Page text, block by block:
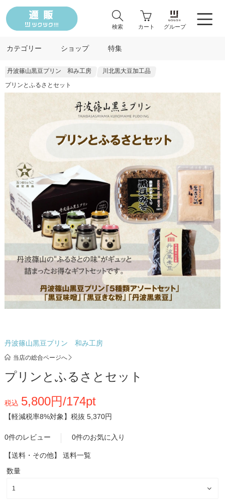
検索 カート グループ
カテゴリー ショップ 特集
丹波篠山黒豆プリン 和み工房
川北黒大豆加工品
プリンとふるさとセット
丹波篠山黒豆プリン 和み工房
当店の総合ページへ
プリンとふるさとセット
税込 5,800円/174pt
【軽減税率8%対象】 税抜 5,370円
0件のレビュー 0件のお気に入り
【送料・その他】 送料一覧
数量